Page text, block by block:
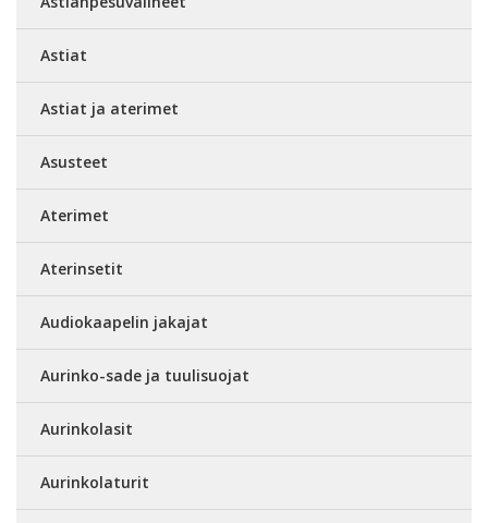
Astiat
Astiat ja aterimet
Asusteet
Aterimet
Aterinsetit
Audiokaapelin jakajat
Aurinko-sade ja tuulisuojat
Aurinkolasit
Aurinkolaturit